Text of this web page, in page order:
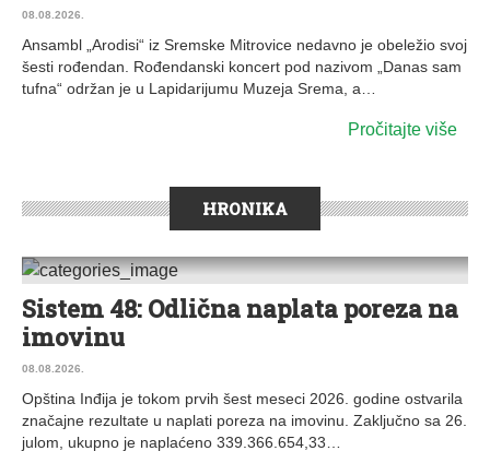
08.08.2026.
Ansambl „Arodisi“ iz Sremske Mitrovice nedavno je obeležio svoj
šesti rođendan. Rođendanski koncert pod nazivom „Danas sam
tufna“ održan je u Lapidarijumu Muzeja Srema, a…
Pročitajte više
HRONIKA
0 KOMENTARA
Sistem 48: Odlična naplata poreza na
imovinu
08.08.2026.
Opština Inđija je tokom prvih šest meseci 2026. godine ostvarila
značajne rezultate u naplati poreza na imovinu. Zaključno sa 26.
julom, ukupno je naplaćeno 339.366.654,33…